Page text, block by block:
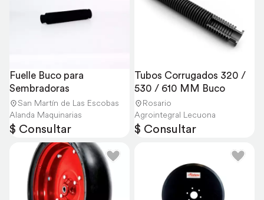
Fuelle Buco para
Sembradoras
San Martín de Las Escobas
Alanda Maquinarias
$ Consultar
Tubos Corrugados 320 /
530 / 610 MM Buco
Rosario
Agrointegral Lecuona
$ Consultar